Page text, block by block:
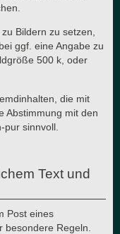
Bildern zu setzen,
ggf. eine Angabe zu
500 k, oder
die mit
Abstimmung mit den
sinnvoll.
Text und
Post eines
Regeln.